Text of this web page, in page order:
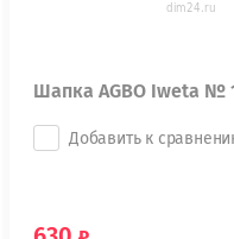
Шапка AGBO Iweta №
Добавить к